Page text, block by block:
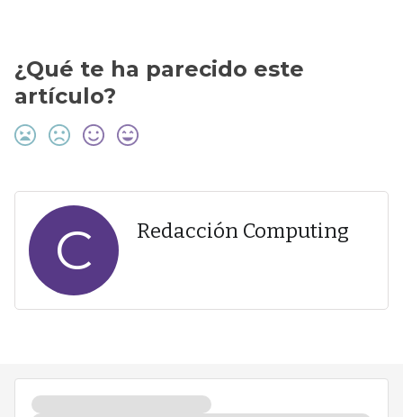
¿Qué te ha parecido este
artículo?
C Redacción Computing